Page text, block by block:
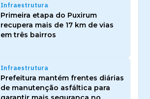
Infraestrutura
Primeira etapa do Puxirum
recupera mais de 17 km de vias
em três bairros
Infraestrutura
Prefeitura mantém frentes diárias
de manutenção asfáltica para